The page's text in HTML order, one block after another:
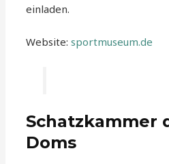
einladen.
Website:sportmuseum.de
Schatzkammer
Doms